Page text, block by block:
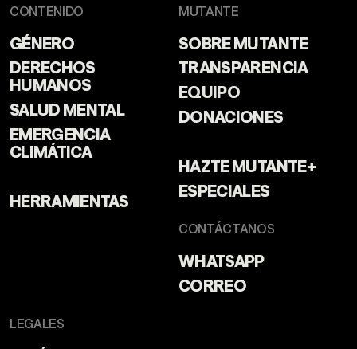
CONTENIDO
GÉNERO
DERECHOS
HUMANOS
SALUD MENTAL
EMERGENCIA
CLIMÁTICA
HERRAMIENTAS
MUTANTE
SOBRE MUTANTE
TRANSPARENCIA
EQUIPO
DONACIONES
HAZTE MUTANTE+
ESPECIALES
CONTÁCTANOS
WHATSAPP
CORREO
LEGALES